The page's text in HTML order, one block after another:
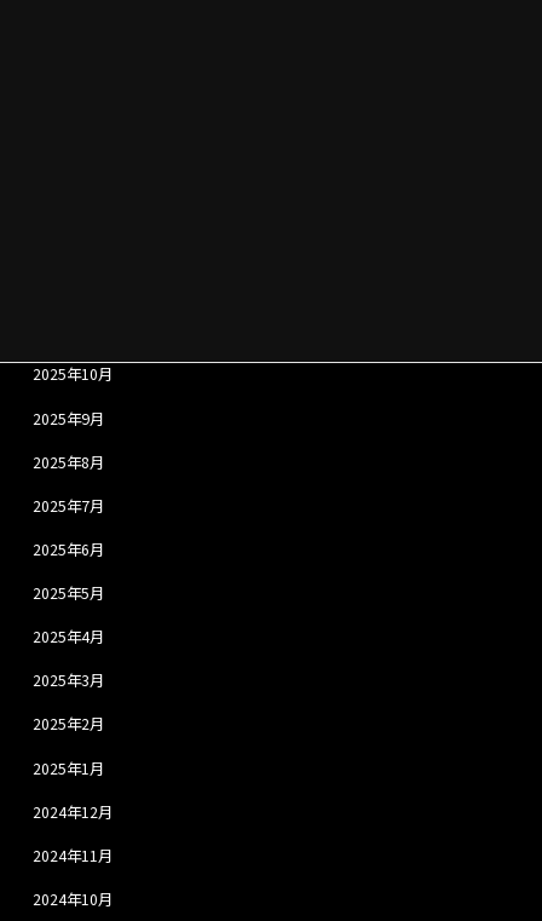
2025年10月
2025年9月
2025年8月
2025年7月
2025年6月
2025年5月
2025年4月
2025年3月
2025年2月
2025年1月
2024年12月
2024年11月
2024年10月